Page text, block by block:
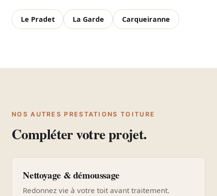
Le Pradet La Garde Carqueiranne
NOS AUTRES PRESTATIONS TOITURE
Compléter votre projet.
Nettoyage & démoussage
Redonnez vie à votre toit avant traitement.